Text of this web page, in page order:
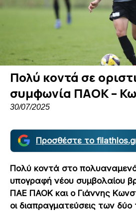
Πολύ κοντά σε
συμφωνία ΠΑΟΚ –
30/07/2025
Προσθέστε το
Πολύ κοντά στο
υπογραφή νέου συμβολαίου
ΠΑΕ ΠΑΟΚ και ο Γιάννης
οι διαπραγματεύσεις των δύο